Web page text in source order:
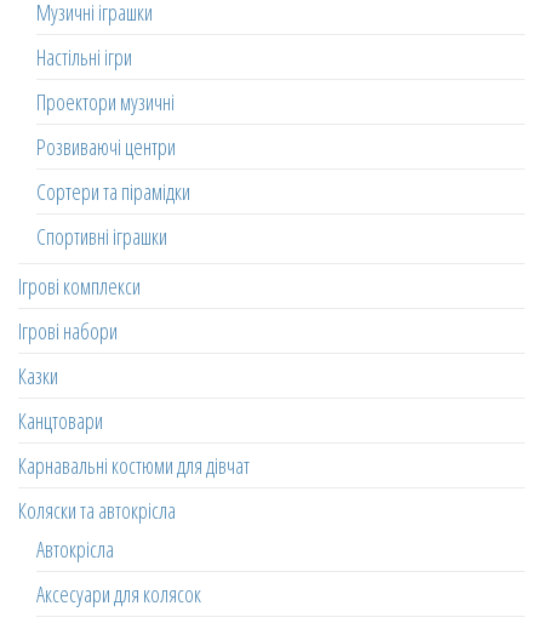
Музичні іграшки
Настільні ігри
Проектори музичні
Розвиваючі центри
Сортери та пірамідки
Спортивні іграшки
Ігрові комплекси
Ігрові набори
Казки
Канцтовари
Карнавальні костюми для дівчат
Коляски та автокрісла
Автокрісла
Аксесуари для колясок